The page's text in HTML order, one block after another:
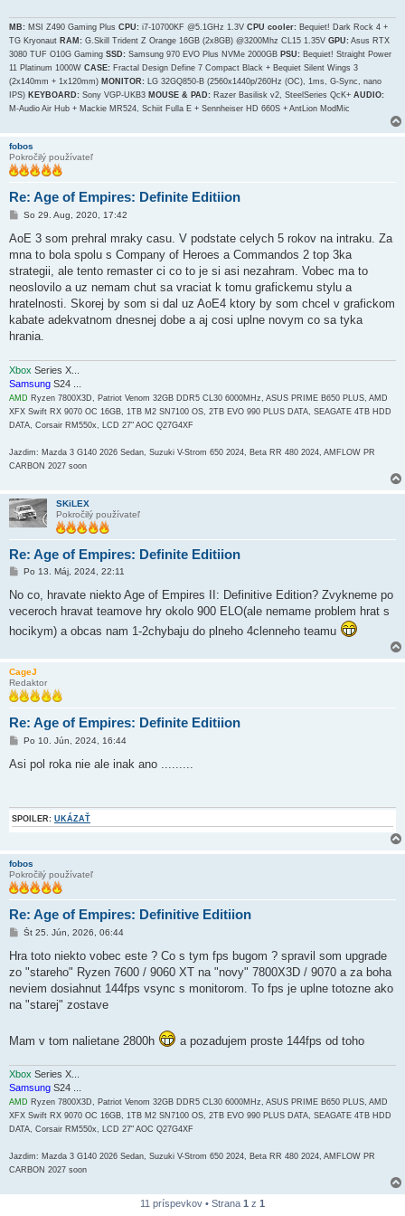
MB: MSI Z490 Gaming Plus CPU: i7-10700KF @5.1GHz 1.3V CPU cooler: Bequiet! Dark Rock 4 +
TG Kryonaut RAM: G.Skill Trident Z Orange 16GB (2x8GB) @3200Mhz CL15 1.35V GPU: Asus RTX
3080 TUF O10G Gaming SSD: Samsung 970 EVO Plus NVMe 2000GB PSU: Bequiet! Straight Power
11 Platinum 1000W CASE: Fractal Design Define 7 Compact Black + Bequiet Silent Wings 3
(2x140mm + 1x120mm) MONITOR: LG 32GQ850-B (2560x1440p/260Hz (OC), 1ms, G-Sync, nano
IPS) KEYBOARD: Sony VGP-UKB3 MOUSE & PAD: Razer Basilisk v2, SteelSeries QcK+ AUDIO:
M-Audio Air Hub + Mackie MR524, Schiit Fulla E + Sennheiser HD 660S + AntLion ModMic
fobos
Pokročilý používateľ
Re: Age of Empires: Definite Editiion
P
í
p
e
o
k
So 29. Aug, 2020, 17:42
AoE 3 som prehral mraky casu. V podstate celych 5 rokov na intraku. Za
mna to bola spolu s Company of Heroes a Commandos 2 top 3ka
strategii, ale tento remaster ci co to je si asi nezahram. Vobec ma to
neoslovilo a uz nemam chut sa vraciat k tomu grafickemu stylu a
hratelnosti. Skorej by som si dal uz AoE4 ktory by som chcel v grafickom
kabate adekvatnom dnesnej dobe a aj cosi uplne novym co sa tyka
hrania.
Xbox Series X...
Samsung S24 ...
AMD Ryzen 7800X3D, Patriot Venom 32GB DDR5 CL30 6000MHz, ASUS PRIME B650 PLUS, AMD
XFX Swift RX 9070 OC 16GB, 1TB M2 SN7100 OS, 2TB EVO 990 PLUS DATA, SEAGATE 4TB HDD
DATA, Corsair RM550x, LCD 27" AOC Q27G4XF
Jazdim: Mazda 3 G140 2026 Sedan, Suzuki V-Strom 650 2024, Beta RR 480 2024, AMFLOW PR
CARBON 2027 soon
SKiLEX
Pokročilý používateľ
Re: Age of Empires: Definite Editiion
P
í
p
v
k
Po 13. Máj, 2024, 22:11
No co, hravate niekto Age of Empires II: Definitive Edition? Zvykneme po
veceroch hravat teamove hry okolo 900 ELO(ale nemame problem hrat s
hocikym) a obcas nam 1-2chybaju do plneho 4clenneho teamu
CageJ
Redaktor
Re: Age of Empires: Definite Editiion
P
í
o
k
Po 10. Jún, 2024, 16:44
Asi pol roka nie ale inak ano .........
SPOILER: UKÁZAŤ
fobos
Pokročilý používateľ
Re: Age of Empires: Definitive Editiion
P
í
p
e
o
Št 25. Jún, 2026, 06:44
Hra toto niekto vobec este ? Co s tym fps bugom ? spravil som upgrade
zo "stareho" Ryzen 7600 / 9060 XT na "novy" 7800X3D / 9070 a za boha
neviem dosiahnut 144fps vsync s monitorom. To fps je uplne totozne ako
na "starej" zostave
Mam v tom nalietane 2800h a pozadujem proste 144fps od toho
Xbox Series X...
Samsung S24 ...
AMD Ryzen 7800X3D, Patriot Venom 32GB DDR5 CL30 6000MHz, ASUS PRIME B650 PLUS, AMD
XFX Swift RX 9070 OC 16GB, 1TB M2 SN7100 OS, 2TB EVO 990 PLUS DATA, SEAGATE 4TB HDD
DATA, Corsair RM550x, LCD 27" AOC Q27G4XF
Jazdim: Mazda 3 G140 2026 Sedan, Suzuki V-Strom 650 2024, Beta RR 480 2024, AMFLOW PR
CARBON 2027 soon
11 príspevkov • Strana 1 z 1